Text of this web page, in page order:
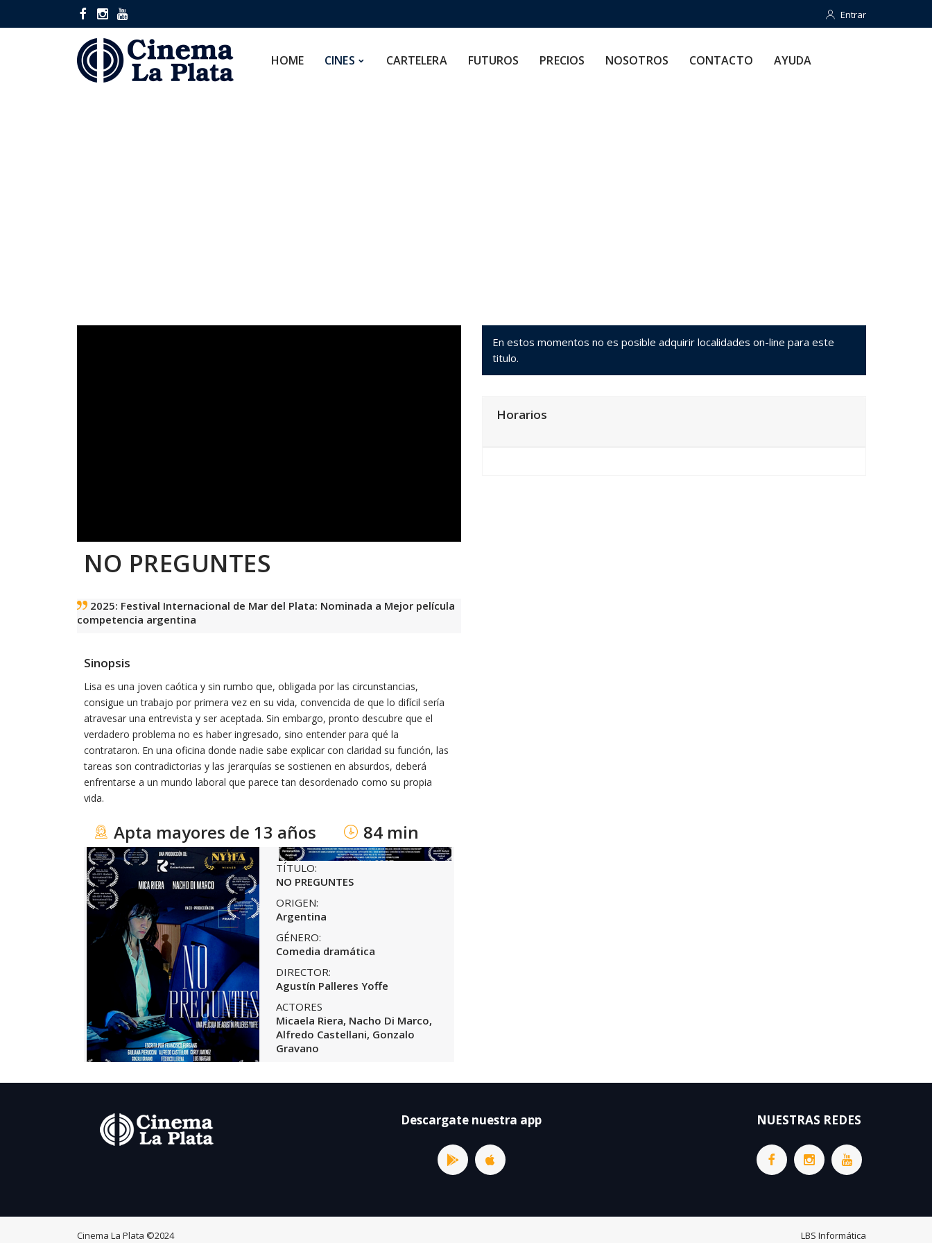
Entrar
Entrar
HOME CINES CARTELERA FUTUROS PRECIOS NOSOTROS CONTACTO AYUDA
NO PREGUNTES
2025: Festival Internacional de Mar del Plata: Nominada a Mejor película
competencia argentina
Sinopsis
Lisa es una joven caótica y sin rumbo que, obligada por las circunstancias,
consigue un trabajo por primera vez en su vida, convencida de que lo difícil sería
atravesar una entrevista y ser aceptada. Sin embargo, pronto descubre que el
verdadero problema no es haber ingresado, sino entender para qué la
contrataron. En una oficina donde nadie sabe explicar con claridad su función, las
tareas son contradictorias y las jerarquías se sostienen en absurdos, deberá
enfrentarse a un mundo laboral que parece tan desordenado como su propia
vida.
Apta mayores de 13 años 84 min
TÍTULO:
NO PREGUNTES
ORIGEN:
Argentina
GÉNERO:
Comedia dramática
DIRECTOR:
Agustín Palleres Yoffe
ACTORES
Micaela Riera, Nacho Di Marco,
Alfredo Castellani, Gonzalo
Gravano
En estos momentos no es posible adquirir localidades on-line para este
titulo.
Horarios
Descargate nuestra app NUESTRAS REDES
Cinema La Plata ©2024 LBS Informática